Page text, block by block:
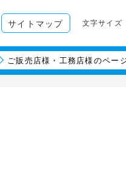
サイトマップ 文字サイズ
ご販売店様・工務店様のペー